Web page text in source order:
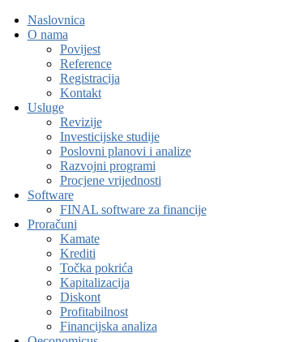
Naslovnica
O nama
Povijest
Reference
Registracija
Kontakt
Usluge
Revizije
Investicijske studije
Poslovni planovi i analize
Razvojni programi
Procjene vrijednosti
Software
FINAL software za financije
Proračuni
Kamate
Krediti
Točka pokrića
Kapitalizacija
Diskont
Profitabilnost
Financijska analiza